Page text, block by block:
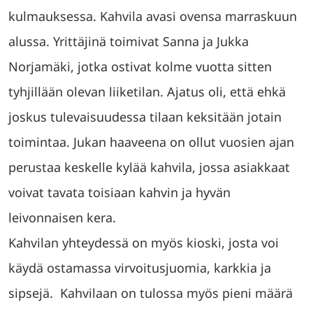
kulmauksessa. Kahvila avasi ovensa marraskuun
alussa. Yrittäjinä toimivat Sanna ja Jukka
Norjamäki, jotka ostivat kolme vuotta sitten
tyhjillään olevan liiketilan. Ajatus oli, että ehkä
joskus tulevaisuudessa tilaan keksitään jotain
toimintaa. Jukan haaveena on ollut vuosien ajan
perustaa keskelle kylää kahvila, jossa asiakkaat
voivat tavata toisiaan kahvin ja hyvän
leivonnaisen kera.
Kahvilan yhteydessä on myös kioski, josta voi
käydä ostamassa virvoitusjuomia, karkkia ja
sipsejä. Kahvilaan on tulossa myös pieni määrä